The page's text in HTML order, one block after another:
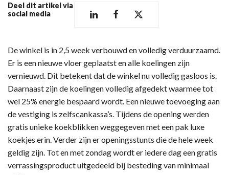
Deel dit artikel via
social media
De winkel is in 2,5 week verbouwd en volledig verduurzaamd.
Er is een nieuwe vloer geplaatst en alle koelingen zijn
vernieuwd. Dit betekent dat de winkel nu volledig gasloos is.
Daarnaast zijn de koelingen volledig afgedekt waarmee tot
wel 25% energie bespaard wordt. Een nieuwe toevoeging aan
de vestiging is zelfscankassa’s. Tijdens de opening werden
gratis unieke koekblikken weggegeven met een pak luxe
koekjes erin. Verder zijn er openingsstunts die de hele week
geldig zijn. Tot en met zondag wordt er iedere dag een gratis
verrassingsproduct uitgedeeld bij besteding van minimaal